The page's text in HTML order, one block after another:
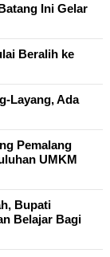
Ini Gelar
Beralih ke
Layang, Ada
Pemalang
UMKM
Bupati
Belajar Bagi